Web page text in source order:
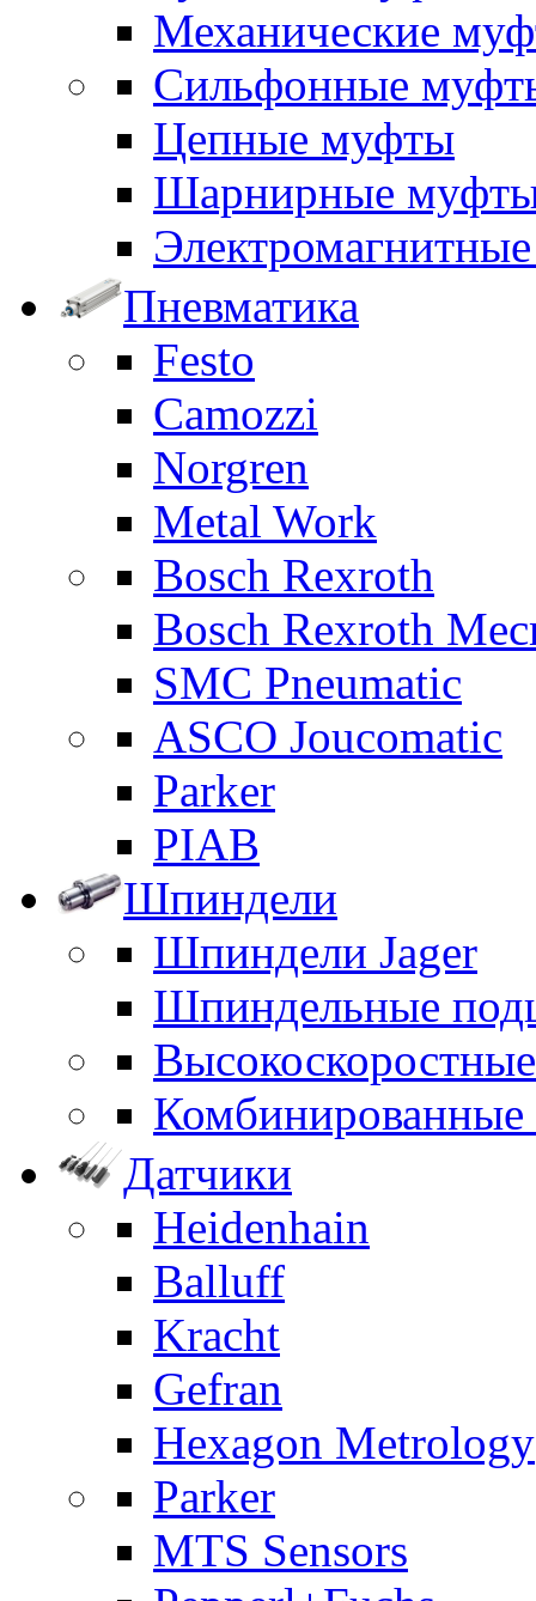
Механические
Сильфонные
Цепные муфты
Шарнирные
Пневматика
Festo
Camozzi
Norgren
Metal Work
Bosch Rexroth
Bosch Rexroth
SMC Pneumatic
ASCO Joucomatic
Parker
PIAB
Шпиндели
Шпиндели Jager
Шпиндельные
Датчики
Heidenhain
Balluff
Kracht
Gefran
Hexagon Metrology
Parker
MTS Sensors